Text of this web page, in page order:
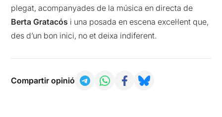
plegat, acompanyades de la música en directa de
Berta Gratacós i una posada en escena excel·lent que,
des d’un bon inici, no et deixa indiferent.
Compartir opinió